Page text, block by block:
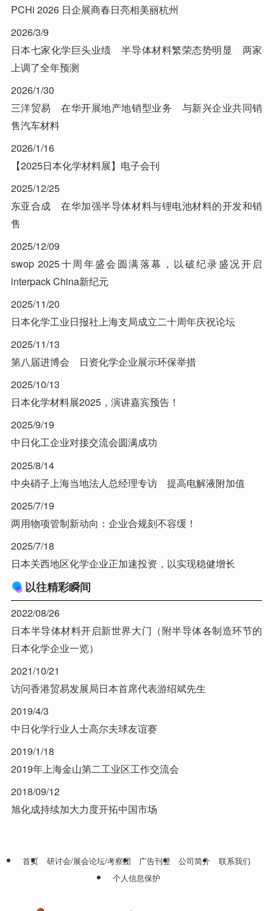
PCHi 2026 日企展商春日亮相美丽杭州
2026/3/9
日本七家化学巨头业绩 半导体材料繁荣态势明显 两家
上调了全年预测
2026/1/30
三洋贸易 在华开展地产地销型业务 与新兴企业共同销
售汽车材料
2026/1/16
【2025日本化学材料展】电子会刊
2025/12/25
东亚合成 在华加强半导体材料与锂电池材料的开发和销
售
2025/12/09
swop 2025十周年盛会圆满落幕，以破纪录盛况开启
interpack China新纪元
2025/11/20
日本化学工业日报社上海支局成立二十周年庆祝论坛
2025/11/13
第八届进博会 日资化学企业展示环保举措
2025/10/13
日本化学材料展2025，演讲嘉宾预告！
2025/9/19
中日化工企业对接交流会圆满成功
2025/8/14
中央硝子上海当地法人总经理专访 提高电解液附加值
2025/7/19
两用物项管制新动向：企业合规刻不容缓！
2025/7/18
日本关西地区化学企业正加速投资，以实现稳健增长
以往精彩瞬间
2022/08/26
日本半导体材料开启新世界大门（附半导体各制造环节的
日本化学企业一览）
2021/10/21
访问香港贸易发展局日本首席代表游绍斌先生
2019/4/3
中日化学行业人士高尔夫球友谊赛
2019/1/18
2019年上海金山第二工业区工作交流会
2018/09/12
旭化成持续加大力度开拓中国市场
首页 研讨会/展会论坛/考察团 广告刊登 公司简介
联系我们
个人信息保护